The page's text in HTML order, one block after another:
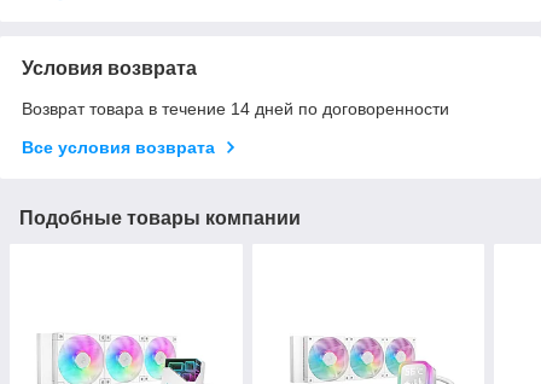
Условия возврата
Возврат товара в течение 14 дней по договоренности
Все условия возврата
Подобные товары компании